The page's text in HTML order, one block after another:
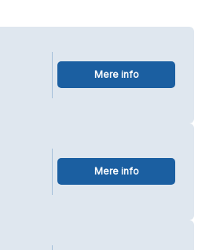
Mere info
Mere info